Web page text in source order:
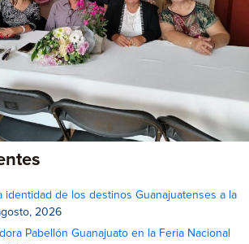
identidad de los destinos Guanajuatenses a la
2026
Pabellón Guanajuato en la Feria Nacional